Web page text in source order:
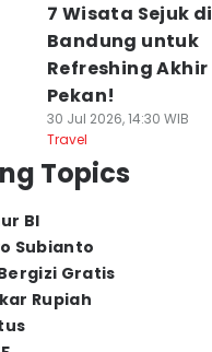
7 Wisata Sejuk di
Bandung untuk
Refreshing Akhir
Pekan!
30 Jul 2026, 14:30 WIB
Travel
Topics
BI
Subianto
Gratis
Rupiah